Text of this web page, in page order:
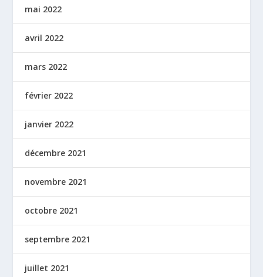
mai 2022
avril 2022
mars 2022
février 2022
janvier 2022
décembre 2021
novembre 2021
octobre 2021
septembre 2021
juillet 2021